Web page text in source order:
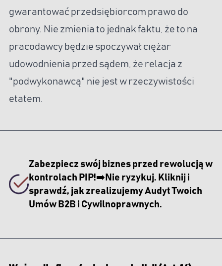
gwarantować przedsiębiorcom prawo do
obrony. Nie zmienia to jednak faktu, że to na
pracodawcy będzie spoczywał ciężar
udowodnienia przed sądem, że relacja z
"podwykonawcą" nie jest w rzeczywistości
etatem.
Zabezpiecz swój biznes przed rewolucją w
kontrolach PIP!➡️Nie ryzykuj. Kliknij i
sprawdź, jak zrealizujemy Audyt Twoich
Umów B2B i Cywilnoprawnych.